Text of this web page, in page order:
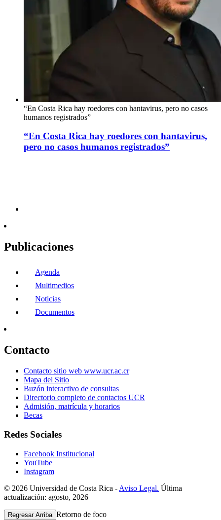
“En Costa Rica hay roedores con hantavirus, pero no casos
humanos registrados”
“En Costa Rica hay roedores con hantavirus,
pero no casos humanos registrados”
Publicaciones
Agenda
Multimedios
Noticias
Documentos
Contacto
Contacto sitio web www.ucr.ac.cr
Mapa del Sitio
Buzón interactivo de consultas
Directorio completo de contactos UCR
Admisión, matrícula y horarios
Becas
Redes Sociales
Facebook Institucional
YouTube
Instagram
© 2026 Universidad de Costa Rica - Aviso Legal. Última
actualización: agosto, 2026
Regresar Arriba Retorno de foco